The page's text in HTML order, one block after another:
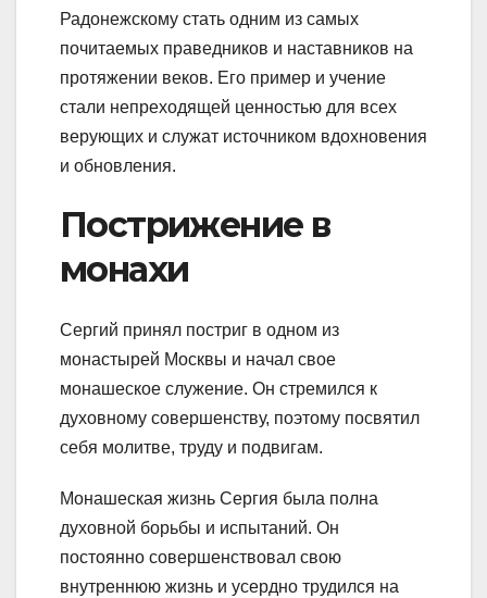
Радонежскому стать одним из самых
почитаемых праведников и наставников на
протяжении веков. Его пример и учение
стали непреходящей ценностью для всех
верующих и служат источником вдохновения
и обновления.
Пострижение в
монахи
Сергий принял постриг в одном из
монастырей Москвы и начал свое
монашеское служение. Он стремился к
духовному совершенству, поэтому посвятил
себя молитве, труду и подвигам.
Монашеская жизнь Сергия была полна
духовной борьбы и испытаний. Он
постоянно совершенствовал свою
внутреннюю жизнь и усердно трудился на